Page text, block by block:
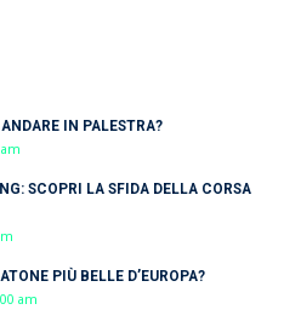
IN PALESTRA?
SCOPRI LA SFIDA DELLA CORSA
PIÙ BELLE D’EUROPA?
am